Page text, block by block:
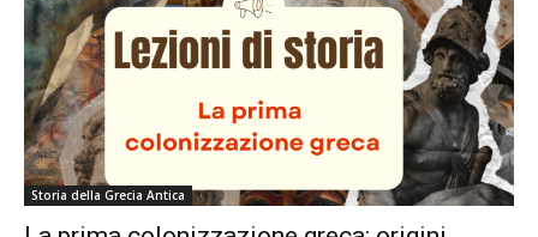
Storia della Grecia Antica